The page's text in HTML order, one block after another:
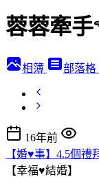
蓉蓉牽
相簿 部落格
16年前
【婚♥事】4.5個禮
【幸福♥結婚】